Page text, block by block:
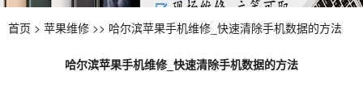
首页 > 苹果维修 >> 哈尔滨苹果手机维修_快速清除手机数据的方法
哈尔滨苹果手机维修_快速清除手机数据的方法